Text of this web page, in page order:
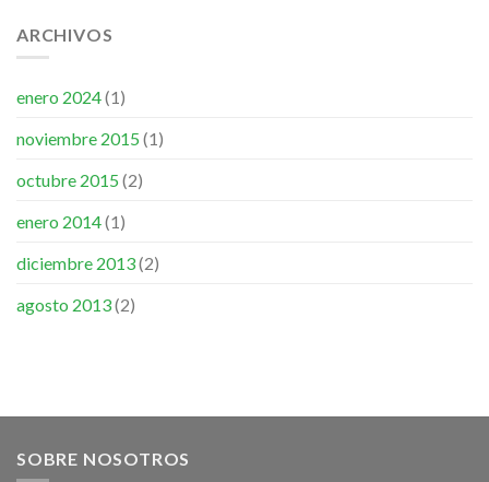
ARCHIVOS
enero 2024(1)
noviembre 2015 (1)
octubre 2015 (2)
enero 2014(1)
diciembre 2013(2)
agosto 2013(2)
SOBRE NOSOTROS